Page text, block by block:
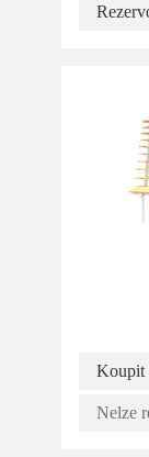
Koupit
Nelze